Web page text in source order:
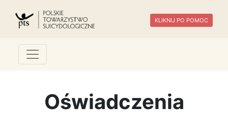
KLIKNIJ PO POMOC
Oświadczenia